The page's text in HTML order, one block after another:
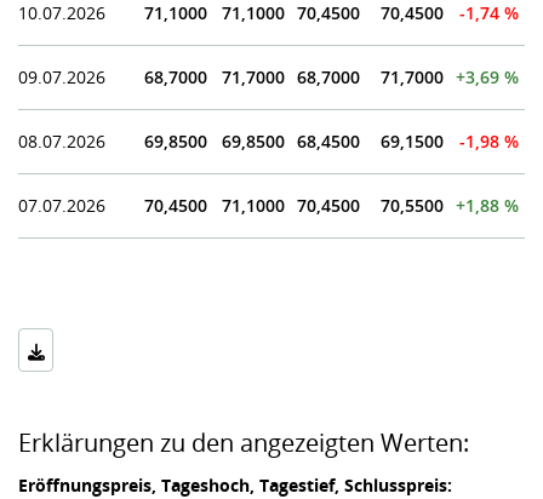
10.07.2026 71,1000 71,1000 70,4500 70,4500 -1,74 %
09.07.2026 68,7000 71,7000 68,7000 71,7000 +3,69 %
08.07.2026 69,8500 69,8500 68,4500 69,1500 -1,98 %
07.07.2026 70,4500 71,1000 70,4500 70,5500 +1,88 %
Erklärungen zu den angezeigten Werten:
Eröffnungspreis, Tageshoch, Tagestief, Schlusspreis: